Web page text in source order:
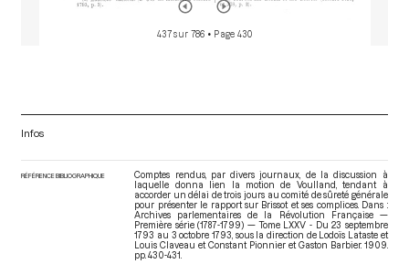
437 sur 786 • Page 430
Infos
RÉFÉRENCE BIBLIOGRAPHIQUE
Comptes rendus, par divers journaux, de la discussion à
laquelle donna lien la motion de Voulland, tendant à
accorder un délai de trois jours au comité de sûreté générale
pour présenter le rapport sur Brissot et ses complices. Dans :
Archives parlementaires de la Révolution Française —
Première série (1787-1799) — Tome LXXV - Du 23 septembre
1793 au 3 octobre 1793 , sous la direction de Lodoïs Lataste et
Louis Claveau et Constant Pionnier et Gaston Barbier. 1909.
pp. 430-431.